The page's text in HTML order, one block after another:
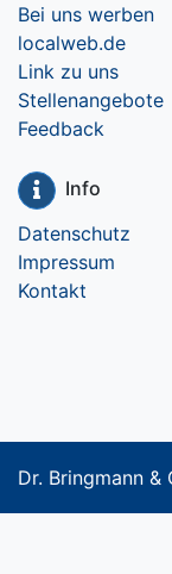
Bei uns werben
localweb.de
Link zu uns
Stellenangebote
Feedback
Info
Datenschutz
Impressum
Kontakt
Dr. Bringmann